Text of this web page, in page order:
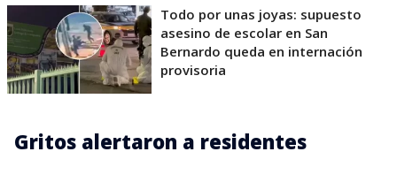
Todo por unas joyas: supuesto
asesino de escolar en San
Bernardo queda en internación
provisoria
Gritos alertaron a residentes